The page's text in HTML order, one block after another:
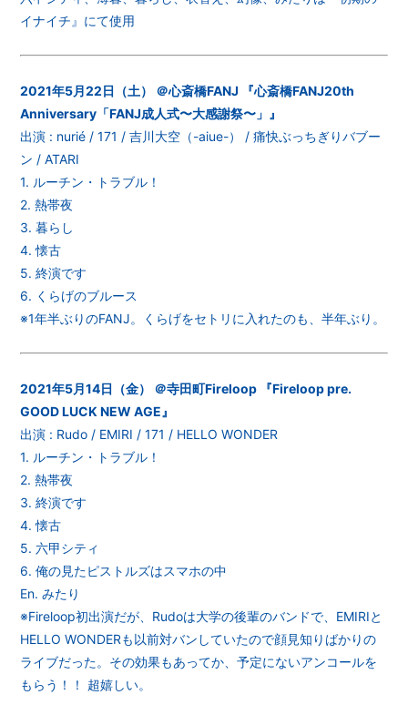
イナイチ』にて使用
2021年5月22日（土） ＠心斎橋FANJ 『心斎橋FANJ20th
Anniversary「FANJ成人式〜大感謝祭〜」』
出演 : nurié / 171 / 吉川大空（-aiue-） / 痛快ぶっちぎりバブー
ン / ATARI
1. ルーチン・トラブル！
2. 熱帯夜
3. 暮らし
4. 懐古
5. 終演です
6. くらげのブルース
※1年半ぶりのFANJ。くらげをセトリに入れたのも、半年ぶり。
2021年5月14日（金） ＠寺田町Fireloop 『Fireloop pre.
GOOD LUCK NEW AGE』
出演 : Rudo / EMIRI / 171 / HELLO WONDER
1. ルーチン・トラブル！
2. 熱帯夜
3. 終演です
4. 懐古
5. 六甲シティ
6. 俺の見たピストルズはスマホの中
En. みたり
※Fireloop初出演だが、Rudoは大学の後輩のバンドで、EMIRIと
HELLO WONDERも以前対バンしていたので顔見知りばかりの
ライブだった。その効果もあってか、予定にないアンコールを
もらう！！ 超嬉しい。